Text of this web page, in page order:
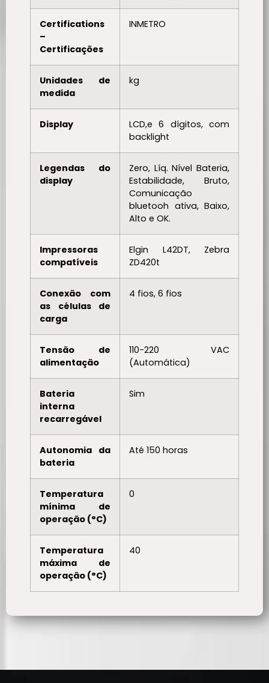
Certifications
–
Certificações
INMETRO
Unidades de
medida
kg
Display
LCD,e 6 dígitos, com
backlight
Legendas do
display
Zero, Líq. Nível Bateria,
Estabilidade, Bruto,
Comunicação
bluetooh ativa, Baixo,
Alto e OK.
Impressoras
compatíveis
Elgin L42DT, Zebra
ZD420t
Conexão com
as células de
carga
4 fios, 6 fios
Tensão de
alimentação
110-220 VAC
(Automática)
Bateria
interna
recarregável
Sim
Autonomia da
bateria
Até 150 horas
Temperatura
mínima de
operação (°C)
0
Temperatura
máxima de
operação (°C)
40